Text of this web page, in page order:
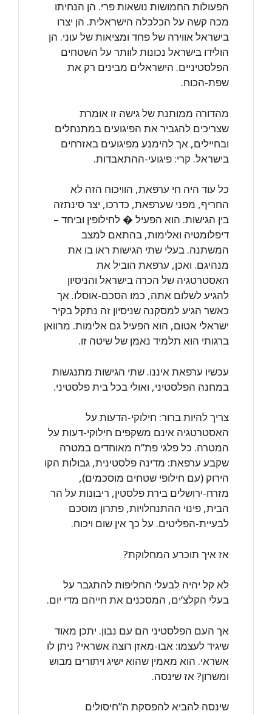
הפעולות החמושות נושאות פרי. הן הנחיתו
מכה קשה על הכלכלה הישראלית. הן יצרו
בישראל אווירה של פחד ומציאות של עוני. הן
הולידו בישראל נכונות לוותר על השטחים
הפלסטיניים. הישראלים מבינים רק את
שפת-הכוח.
מהדורה ממותנת של גישה זו אומרת
שצריכים להגביר את הפיגועים במתנחלים
ובחיילים, אך להימנע מפיגועים באזרחים
בישראל. קרי: פיגועי-ההתאבדות.
כל עוד היה חי ערפאת, הוויכוח הזה לא
החריף, מפני שערפאת, כדרכו, יצר סינתזה
בין הגישות. הוא הפעיל � לחילופין וביחד –
דיפלומטיה ואלימות, בהתאם למצב
המשתנה. בעלי שתי הגישות ראו בו את
מנהיגם. ואכן, ערפאת הוביל את
האסטרטגיה של הכרה בישראל והניסיון
להגיע לשלום אתה, כמו הסכם-אוסלו. אך
כאשר הגיע למסקנה שניסיון זה נתקל בקיר
ישראלי אטום, הוא הפעיל גם אלימות. מרוואן
ברגותי הוא תלמיד נאמן של שיטה זו.
עכשיו ערפאת איננו. שתי הגישות מתנגשות
במחנה הפלסטיני, ואולי בכל בית פלסטיני.
צריך להיות ברור: חילוקי-הדעות על
האסטרטגיה אינם משקפים חילוקי-דעות על
המטרה. כל פלגי פת”ח מאוחדים במטרה
שקבע ערפאת: מדינה פלסטינית, גבולות הקו
הירוק (עם חילופי שטחים מוסכמים),
מזרח-ירושלים בירת פלסטין, ריבונות על הר
הבית, פינוי ההתנחלויות, פתרון מוסכם
לבעיית-הפליטים. על כך אין שום ויכוח.
אז איך תוכרע המחלוקת?
לא קל יהיה לבעלי החליפות להתגבר על
בעלי הקלצ’ים, המסכנים את חייהם מדי יום.
אך העם הפלסטיני הם עם נבון. יתכן מאוד
שיגיד לעצמו: אבו-מאזן רוצה אשראי? ניתן לו
אשראי. הוא מאמין שהוא ישיג ויתורים מבוש
ומשרון? אז שינסה.
שינסה להביא להפסקת ה”חיסולים